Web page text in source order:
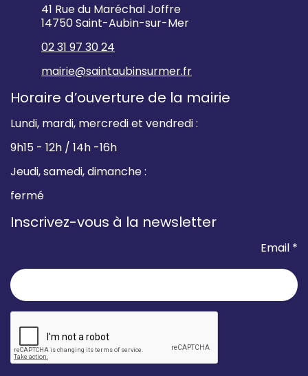
41 Rue du Maréchal Joffre
14750 Saint-Aubin-sur-Mer
02 31 97 30 24
mairie@saintaubinsurmer.fr
Horaire d’ouverture de la mairie
Lundi, mardi, mercredi et vendredi :
9h15 - 12h / 14h -16h
Jeudi, samedi, dimanche :
fermé
Inscrivez-vous à la newsletter
Email *